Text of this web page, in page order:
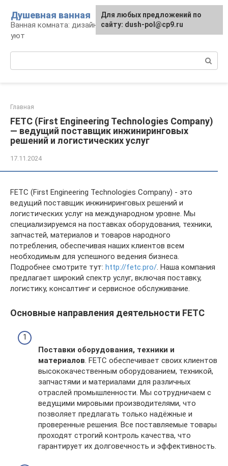
контенту
Душевная ванная
Ванная комната: дизайн, саноборудование,
уют
Главная
FETC (First Engineering Technologies Company)
— ведущий поставщик инжиниринговых
решений и логистических услуг
17.11.2024
FETC (First Engineering Technologies Company) - это
ведущий поставщик инжиниринговых решений и
логистических услуг на международном уровне. Мы
специализируемся на поставках оборудования, техники,
запчастей, материалов и товаров народного
потребления, обеспечивая наших клиентов всем
необходимым для успешного ведения бизнеса.
Подробнее смотрите тут: http://fetc.pro/. Наша компания
предлагает широкий спектр услуг, включая поставку,
логистику, консалтинг и сервисное обслуживание.
Основные направления деятельности FETC
Поставки оборудования, техники и
материалов . FETC обеспечивает своих клиентов
высококачественным оборудованием, техникой,
запчастями и материалами для различных
отраслей промышленности. Мы сотрудничаем с
ведущими мировыми производителями, что
позволяет предлагать только надёжные и
проверенные решения. Все поставляемые товары
проходят строгий контроль качества, что
гарантирует их долговечность и эффективность.
Для любых предложений по
сайту: dush-pol@cp9.ru